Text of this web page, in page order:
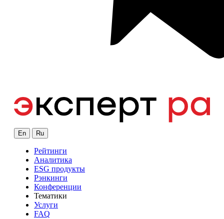
En Ru
Рейтинги
Аналитика
ESG продукты
Рэнкинги
Конференции
Тематики
Услуги
FAQ